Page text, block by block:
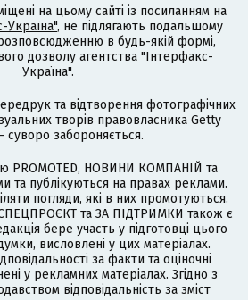
на цьому сайті із посиланням на
Україна", не підлягають подальшому
в будь-якій формі,
дозволу агентства "Інтерфакс-
Україна".
та відтворення фотографічних
творів правовласника Getty
суворо забороняється.
PROMOTED, НОВИНИ КОМПАНІЙ та
та публікуються на правах реклами.
погляди, які в них промотуються.
та ЗА ПІДТРИМКИ також є
бере участь у підготовці цього
висловлені у цих матеріалах.
за факти та оціночні
у рекламних матеріалах. Згідно з
відповідальність за зміст